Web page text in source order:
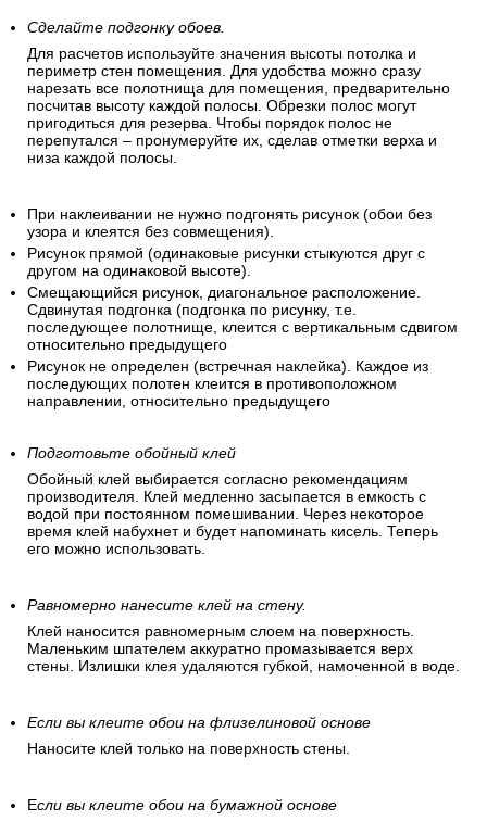
Сделайте подгонку обоев.
Для расчетов используйте значения высоты потолка и
периметр стен помещения. Для удобства можно сразу
нарезать все полотнища для помещения, предварительно
посчитав высоту каждой полосы. Обрезки полос могут
пригодиться для резерва. Чтобы порядок полос не
перепутался – пронумеруйте их, сделав отметки верха и
низа каждой полосы.
При наклеивании не нужно подгонять рисунок (обои без
узора и клеятся без совмещения).
Рисунок прямой (одинаковые рисунки стыкуются друг с
другом на одинаковой высоте).
Смещающийся рисунок, диагональное расположение.
Сдвинутая подгонка (подгонка по рисунку, т.е.
последующее полотнище, клеится с вертикальным сдвигом
относительно предыдущего
Рисунок не определен (встречная наклейка). Каждое из
последующих полотен клеится в противоположном
направлении, относительно предыдущего
Подготовьте обойный клей
Обойный клей выбирается согласно рекомендациям
производителя. Клей медленно засыпается в емкость с
водой при постоянном помешивании. Через некоторое
время клей набухнет и будет напоминать кисель. Теперь
его можно использовать.
Равномерно нанесите клей на стену.
Клей наносится равномерным слоем на поверхность.
Маленьким шпателем аккуратно промазывается верх
стены. Излишки клея удаляются губкой, намоченной в воде.
Если вы клеите обои на флизелиновой основе
Наносите клей только на поверхность стены.
Если вы клеите обои на бумажной основе